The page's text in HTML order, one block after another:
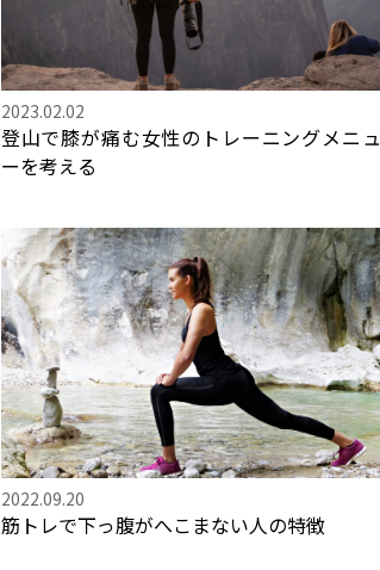
2023.02.02
登山で膝が痛む女性のトレーニングメニュ
ーを考える
2022.09.20
筋トレで下っ腹がへこまない人の特徴